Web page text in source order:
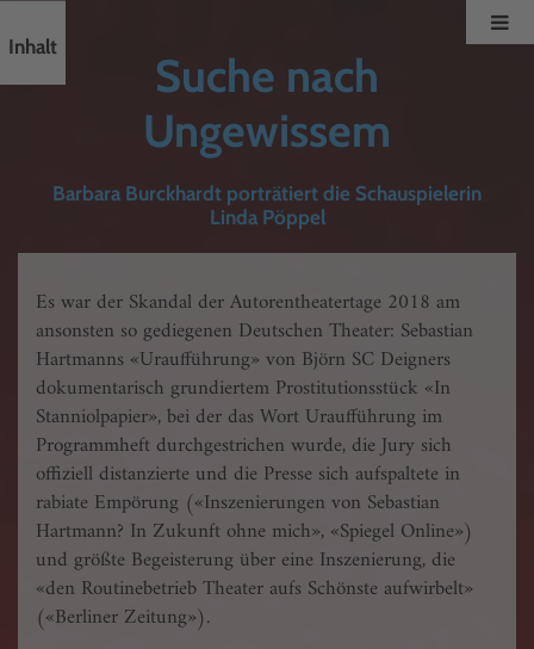
Inhalt
Suche nach
Ungewissem
Barbara Burckhardt porträtiert die Schauspielerin
Linda Pöppel
Es war der Skandal der Autorentheatertage 2018 am
ansonsten so gediegenen Deutschen Theater: Sebastian
Hartmanns «Uraufführung» von Björn SC Deigners
dokumentarisch grundiertem Prostitutionsstück «In
Stanniolpapier», bei der das Wort Uraufführung im
Programmheft durchgestrichen wurde, die Jury sich
offiziell distanzierte und die Presse sich aufspaltete in
rabiate Empörung («Inszenierungen von Sebastian
Hartmann? In Zukunft ohne mich», «Spiegel Online»)
und größte Be­g­eisterung über eine Inszenierung, die
«den Routinebetrieb Theater aufs Schönste aufwirbelt»
(«Berliner Zeitung»).